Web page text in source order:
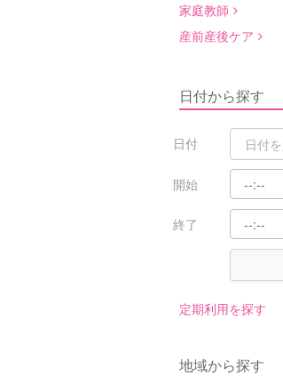
家庭教師
産前産後ケア
日付から探す
日付
開始
終了
定期利用を探す
地域から探す